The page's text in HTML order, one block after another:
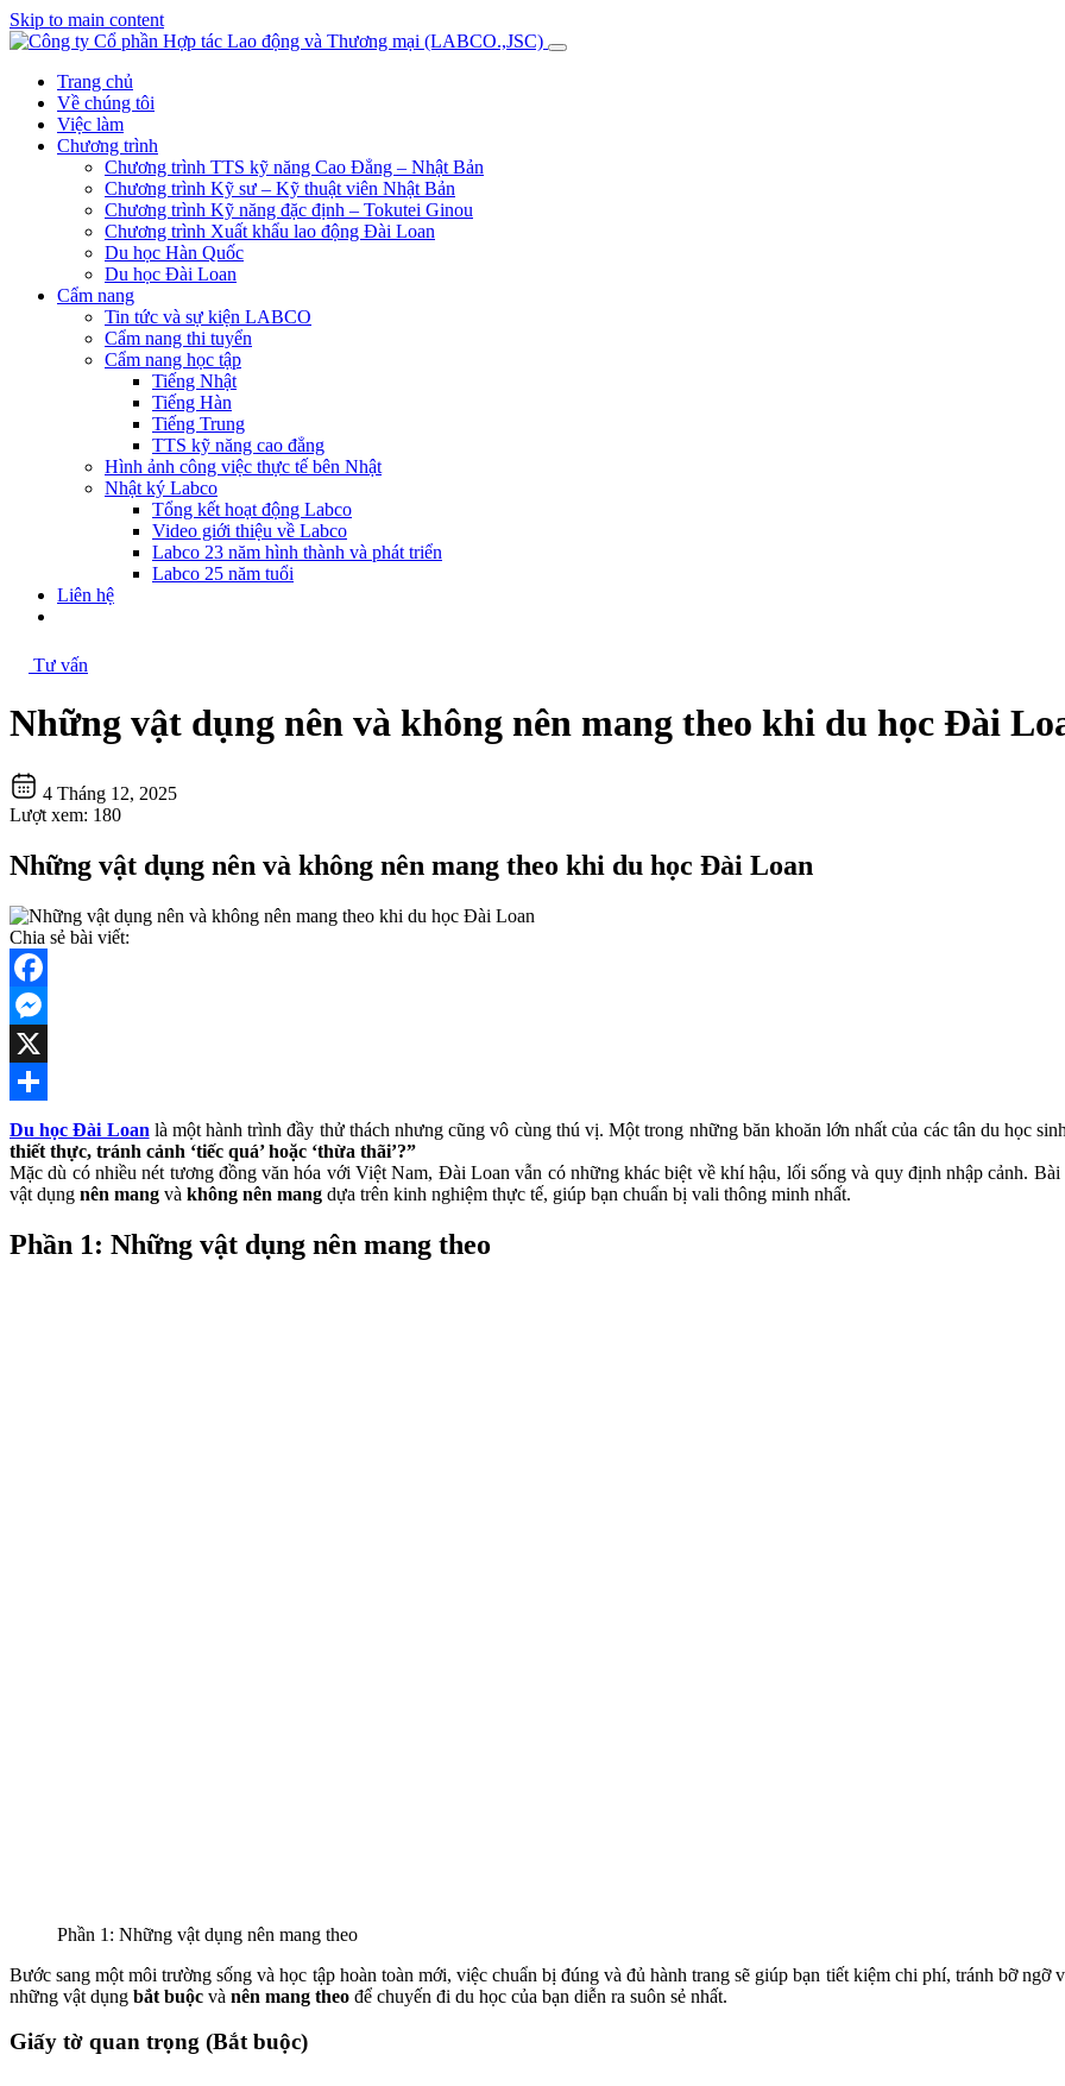
Skip to main content
Trang chủ
Về chúng tôi
Việc làm
Chương trình
Chương trình TTS kỹ năng Cao Đẳng – Nhật Bản
Chương trình Kỹ sư – Kỹ thuật viên Nhật Bản
Chương trình Kỹ năng đặc định – Tokutei Ginou
Chương trình Xuất khẩu lao động Đài Loan
Du học Hàn Quốc
Du học Đài Loan
Cẩm nang
Tin tức và sự kiện LABCO
Cẩm nang thi tuyển
Cẩm nang học tập
Tiếng Nhật
Tiếng Hàn
Tiếng Trung
TTS kỹ năng cao đẳng
Hình ảnh công việc thực tế bên Nhật
Nhật ký Labco
Tổng kết hoạt động Labco
Video giới thiệu về Labco
Labco 23 năm hình thành và phát triển
Labco 25 năm tuổi
Liên hệ
Tư vấn
Những vật dụng nên và không nên mang theo khi du học Đài
4 Tháng 12, 2025
Lượt xem: 180
Những vật dụng nên và không nên mang theo khi du học Đài Loan
Chia sẻ bài viết:
Facebook
Messenger
X
Share
Du học Đài Loan là một hành trình đầy thử thách nhưng cũng vô cùng thú vị. Một trong những băn khoăn lớn nhất của các tân du học
thiết thực, tránh cảnh ‘tiếc quá’ hoặc ‘thừa thãi’?”
Mặc dù có nhiều nét tương đồng văn hóa với Việt Nam, Đài Loan vẫn có những khác biệt về khí hậu, lối sống và quy định nhập cảnh.
vật dụng nên mang và không nên mang dựa trên kinh nghiệm thực tế, giúp bạn chuẩn bị vali thông minh nhất.
Phần 1: Những vật dụng nên mang theo
Phần 1: Những vật dụng nên mang theo
Bước sang một môi trường sống và học tập hoàn toàn mới, việc chuẩn bị đúng và đủ hành trang sẽ giúp bạn tiết kiệm chi phí, tránh bỡ
những vật dụng bắt buộc và nên mang theo để chuyến đi du học của bạn diễn ra suôn sẻ nhất.
Giấy tờ quan trọng (Bắt buộc)